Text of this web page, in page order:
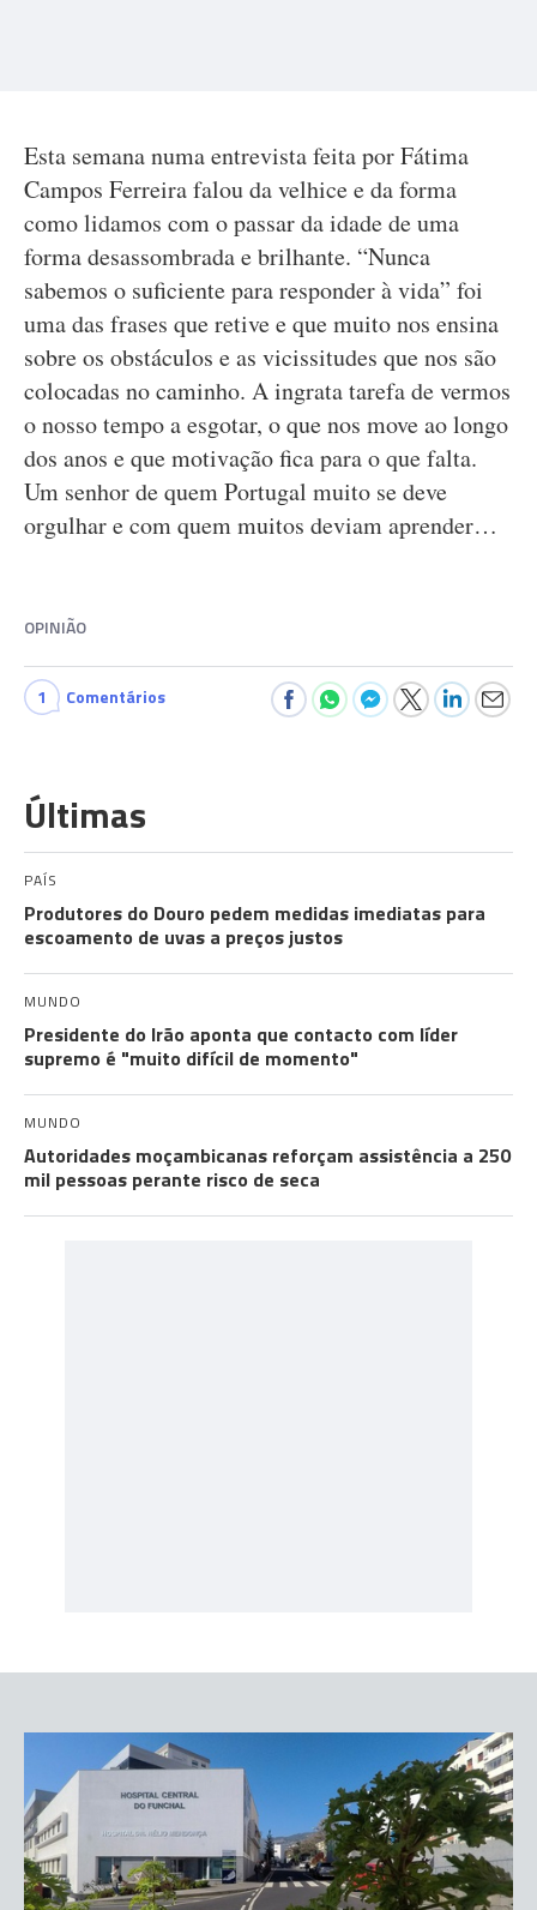
Esta semana numa entrevista feita por Fátima
Campos Ferreira falou da velhice e da forma
como lidamos com o passar da idade de uma
forma desassombrada e brilhante. “Nunca
sabemos o suficiente para responder à vida” foi
uma das frases que retive e que muito nos ensina
sobre os obstáculos e as vicissitudes que nos são
colocadas no caminho. A ingrata tarefa de vermos
o nosso tempo a esgotar, o que nos move ao longo
dos anos e que motivação fica para o que falta.
Um senhor de quem Portugal muito se deve
orgulhar e com quem muitos deviam aprender…
OPINIÃO
1 Comentários
Últimas
PAÍS
Produtores do Douro pedem medidas imediatas para
escoamento de uvas a preços justos
MUNDO
Presidente do Irão aponta que contacto com líder
supremo é "muito difícil de momento"
MUNDO
Autoridades moçambicanas reforçam assistência a 250
mil pessoas perante risco de seca